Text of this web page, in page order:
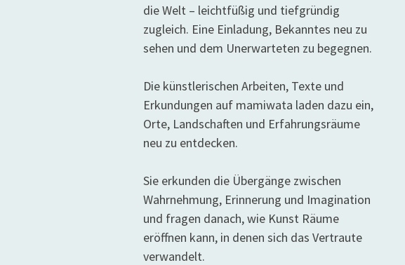
die Welt – leichtfüßig und tiefgründig
zugleich. Eine Einladung, Bekanntes neu zu
sehen und dem Unerwarteten zu begegnen.
Die künstlerischen Arbeiten, Texte und
Erkundungen auf mamiwata laden dazu ein,
Orte, Landschaften und Erfahrungsräume
neu zu entdecken.
Sie erkunden die Übergänge zwischen
Wahrnehmung, Erinnerung und Imagination
und fragen danach, wie Kunst Räume
eröffnen kann, in denen sich das Vertraute
verwandelt.